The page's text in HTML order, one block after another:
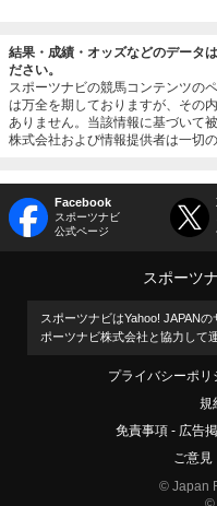
結果・成績・オッズなどのデータ
ださい。
スポーツナビの競馬コンテンツの
は万全を期しておりますが、その
ありません。当該情報に基づいて
株式会社および情報提供者は一切
Facebook
スポーツナビ
公式ページ
スポーツ
スポーツナビはYahoo! JAPAN
ポーツナビ株式会社と協力して
プライバシーポリ
規
免責事項
広告
ご意見
© Japan